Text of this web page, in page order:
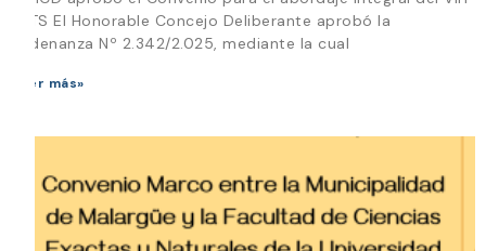
e ITS El Honorable Concejo Deliberante aprobó la
Ordenanza Nº 2.342/2.025, mediante la cual
Leer más»